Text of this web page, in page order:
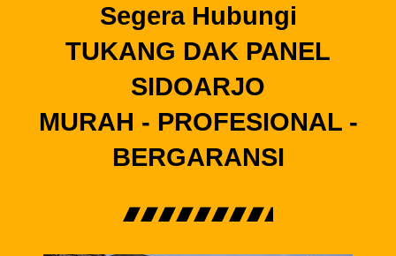
Segera Hubungi
TUKANG DAK PANEL
SIDOARJO
MURAH - PROFESIONAL -
BERGARANSI